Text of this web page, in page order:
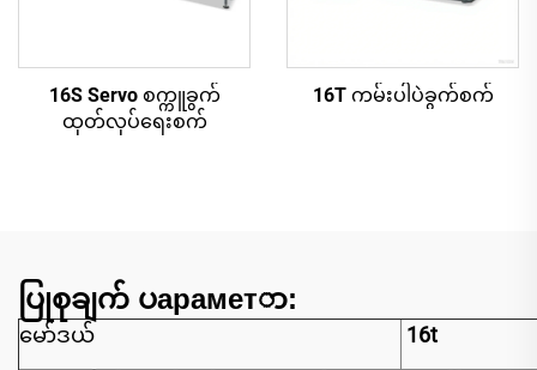
16S Servo စက္ကူခွက်
ထုတ်လုပ်ရေးစက်
16T ကမ်းပါပဲခွက်စက်
ပြုစုချက် ပараметာ:
မော်ဒယ်
16t